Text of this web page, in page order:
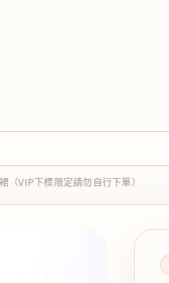
VIP下標限定請勿自行下單）